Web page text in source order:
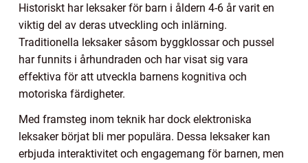
Historiskt har leksaker för barn i åldern 4-6 år varit en
viktig del av deras utveckling och inlärning.
Traditionella leksaker såsom byggklossar och pussel
har funnits i århundraden och har visat sig vara
effektiva för att utveckla barnens kognitiva och
motoriska färdigheter.
Med framsteg inom teknik har dock elektroniska
leksaker börjat bli mer populära. Dessa leksaker kan
erbjuda interaktivitet och engagemang för barnen, men